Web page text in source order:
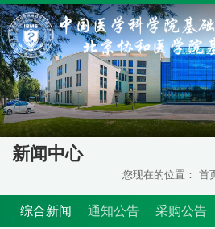
新闻中心
您现在的位置： 首
综合新闻 通知公告 采购公告